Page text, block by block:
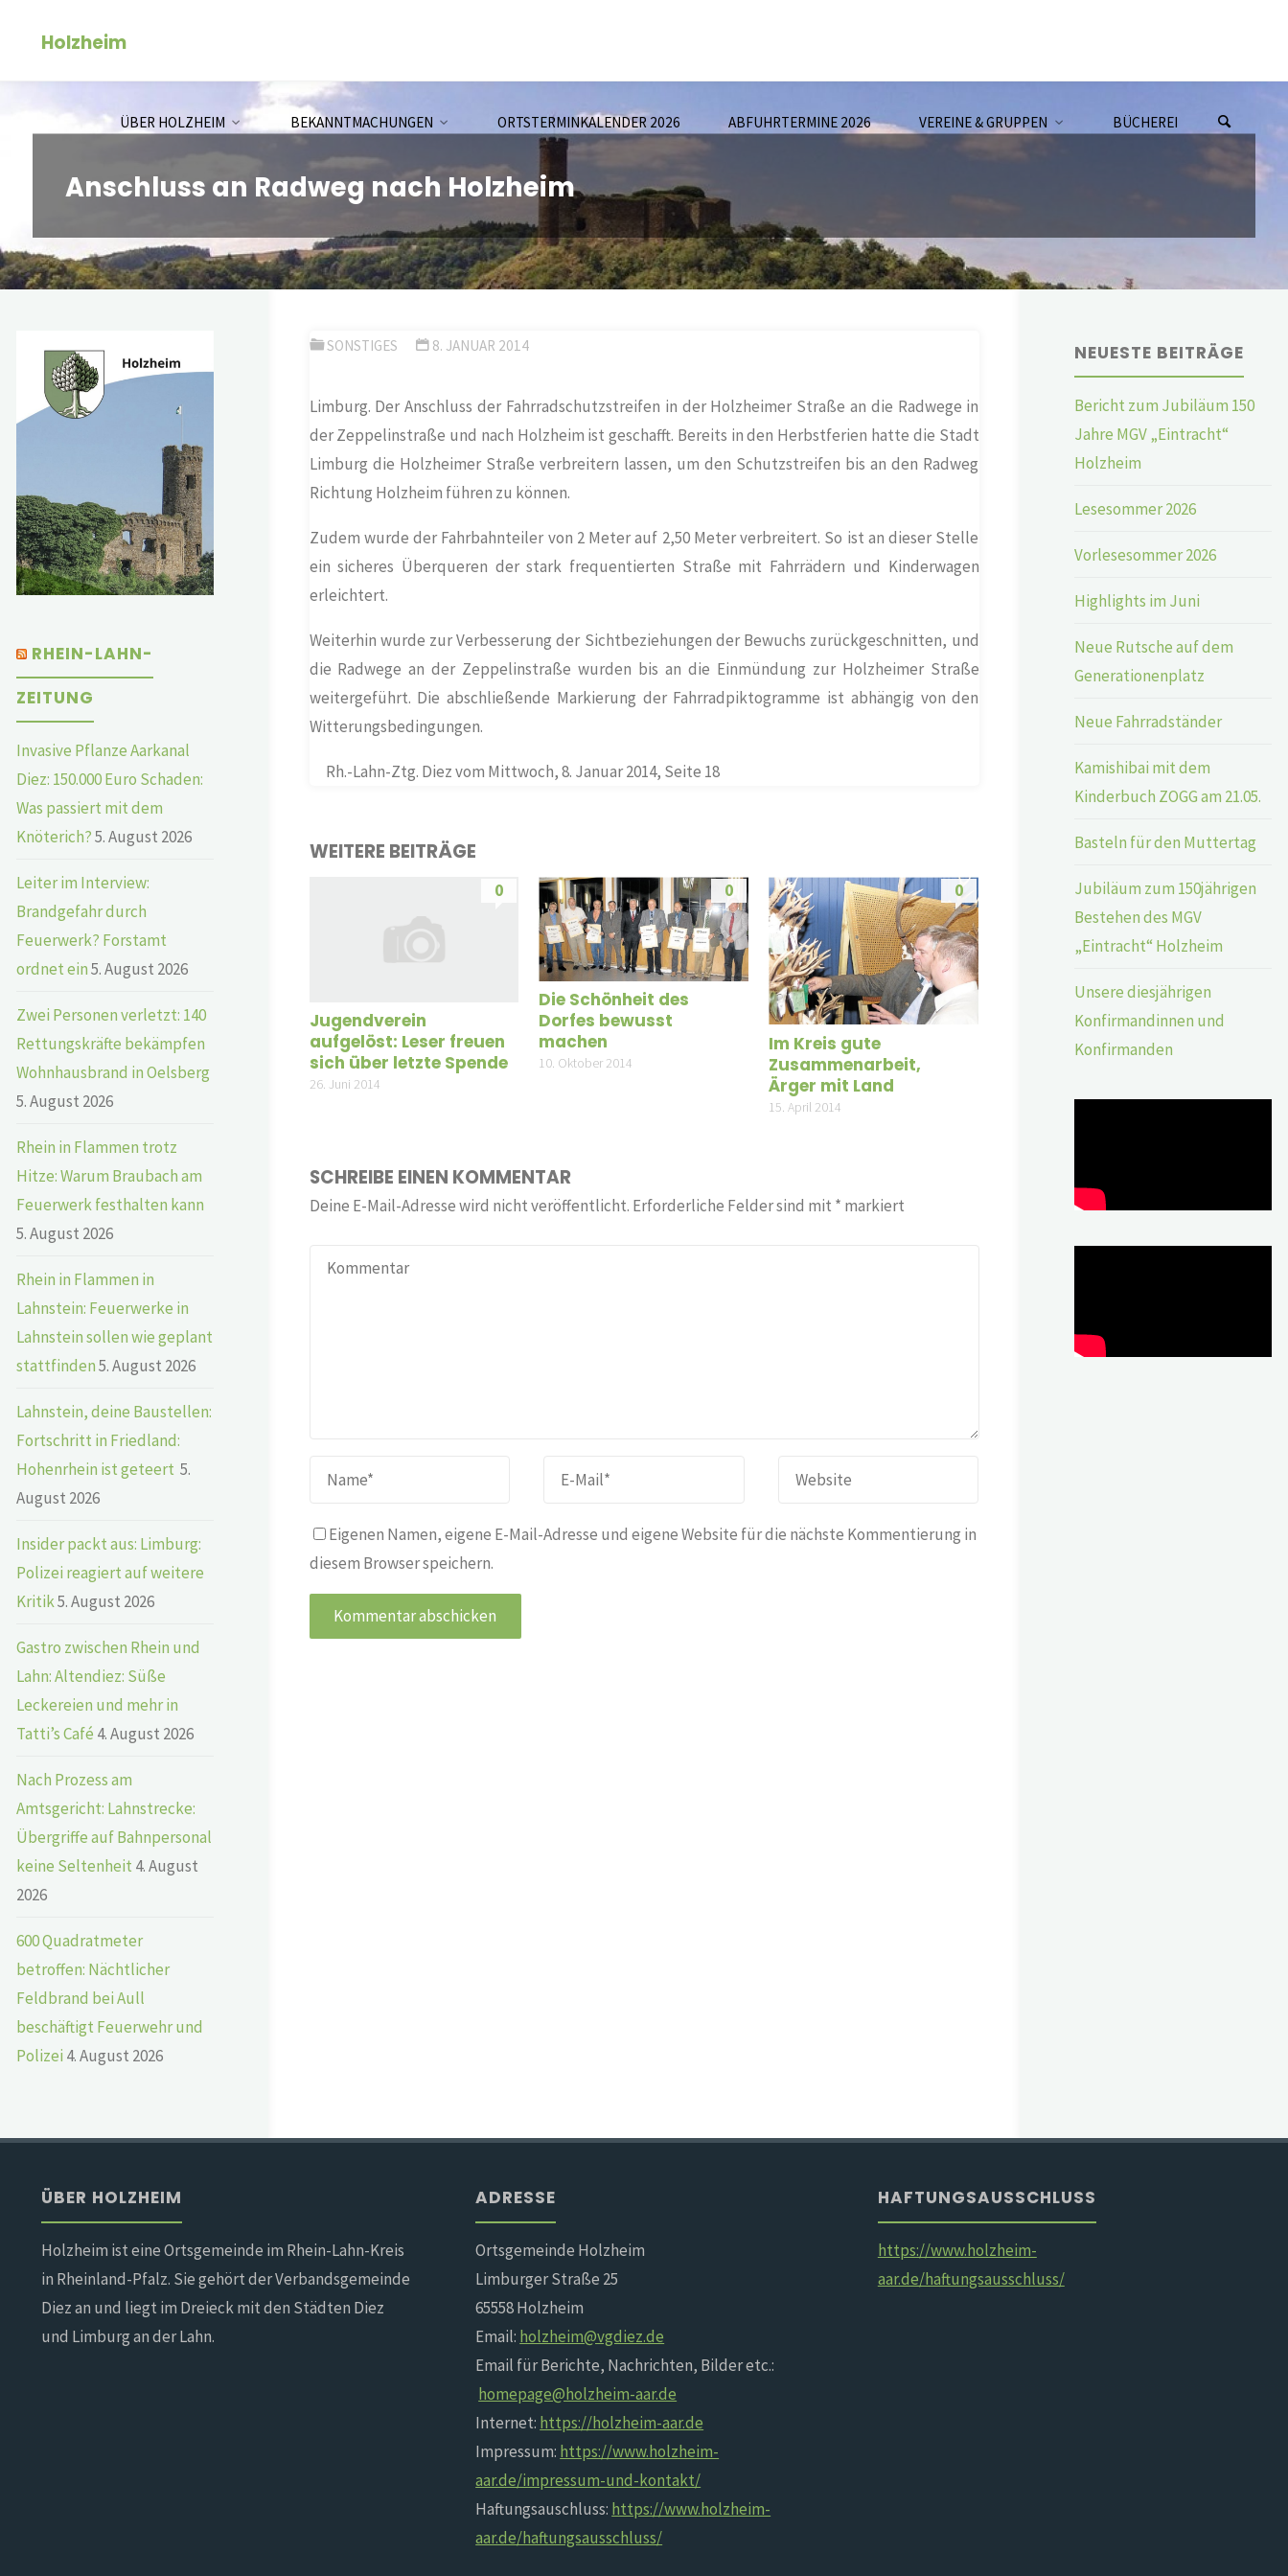
Holzheim
ÜBER HOLZHEIM BEKANNTMACHUNGEN ORTSTERMINKALENDER 2026 ABFUHRTERMINE 2026 VEREINE & GRUPPEN BÜCHEREI
Anschluss an Radweg nach Holzheim
SONSTIGES 8. JANUAR 2014
Limburg. Der Anschluss der Fahrradschutzstreifen in der Holzheimer Straße an die Radwege in
der Zeppelinstraße und nach Holzheim ist geschafft. Bereits in den Herbstferien hatte die Stadt
Limburg die Holzheimer Straße verbreitern lassen, um den Schutzstreifen bis an den Radweg
Richtung Holzheim führen zu können.
Zudem wurde der Fahrbahnteiler von 2 Meter auf 2,50 Meter verbreitert. So ist an dieser Stelle
ein sicheres Überqueren der stark frequentierten Straße mit Fahrrädern und Kinderwagen
erleichtert.
Weiterhin wurde zur Verbesserung der Sichtbeziehungen der Bewuchs zurückgeschnitten, und
die Radwege an der Zeppelinstraße wurden bis an die Einmündung zur Holzheimer Straße
weitergeführt. Die abschließende Markierung der Fahrradpiktogramme ist abhängig von den
Witterungsbedingungen.
Rh.-Lahn-Ztg. Diez vom Mittwoch, 8. Januar 2014, Seite 18
WEITERE BEITRÄGE
0
Jugendverein
aufgelöst: Leser freuen
sich über letzte Spende
26. Juni 2014
0
Die Schönheit des
Dorfes bewusst
machen
10. Oktober 2014
0
Im Kreis gute
Zusammenarbeit,
Ärger mit Land
15. April 2014
SCHREIBE EINEN KOMMENTAR
Deine E-Mail-Adresse wird nicht veröffentlicht. Erforderliche Felder sind mit * markiert
Eigenen Namen, eigene E-Mail-Adresse und eigene Website für die nächste Kommentierung in
diesem Browser speichern.
RHEIN-LAHN-
ZEITUNG
Invasive Pflanze Aarkanal
Diez: 150.000 Euro Schaden:
Was passiert mit dem
Knöterich?5. August 2026
Leiter im Interview:
Brandgefahr durch
Feuerwerk? Forstamt
ordnet ein5. August 2026
Zwei Personen verletzt: 140
Rettungskräfte bekämpfen
Wohnhausbrand in Oelsberg
5. August 2026
Rhein in Flammen trotz
Hitze: Warum Braubach am
Feuerwerk festhalten kann
5. August 2026
Rhein in Flammen in
Lahnstein: Feuerwerke in
Lahnstein sollen wie geplant
stattfinden5. August 2026
Lahnstein, deine Baustellen:
Fortschritt in Friedland:
Hohenrhein ist geteert 5.
August 2026
Insider packt aus: Limburg:
Polizei reagiert auf weitere
Kritik5. August 2026
Gastro zwischen Rhein und
Lahn: Altendiez: Süße
Leckereien und mehr in
Tatti’s Café 4. August 2026
Nach Prozess am
Amtsgericht: Lahnstrecke:
Übergriffe auf Bahnpersonal
keine Seltenheit 4. August
2026
600 Quadratmeter
betroffen: Nächtlicher
Feldbrand bei Aull
beschäftigt Feuerwehr und
Polizei 4. August 2026
NEUESTE BEITRÄGE
Bericht zum Jubiläum 150
Jahre MGV „Eintracht“
Holzheim
Lesesommer 2026
Vorlesesommer 2026
Highlights im Juni
Neue Rutsche auf dem
Generationenplatz
Neue Fahrradständer
Kamishibai mit dem
Kinderbuch ZOGG am 21.05.
Basteln für den Muttertag
Jubiläum zum 150jährigen
Bestehen des MGV
„Eintracht“ Holzheim
Unsere diesjährigen
Konfirmandinnen und
Konfirmanden
ÜBER HOLZHEIM
Holzheim ist eine Ortsgemeinde im Rhein-Lahn-Kreis
in Rheinland-Pfalz. Sie gehört der Verbandsgemeinde
Diez an und liegt im Dreieck mit den Städten Diez
und Limburg an der Lahn.
ADRESSE
Ortsgemeinde Holzheim
Limburger Straße 25
65558 Holzheim
Email: holzheim@vgdiez.de
Email für Berichte, Nachrichten, Bilder etc.:
homepage@holzheim-aar.de
Internet: https://holzheim-aar.de
Impressum: https://www.holzheim-
aar.de/impressum-und-kontakt/
Haftungsauschluss: https://www.holzheim-
aar.de/haftungsausschluss/
HAFTUNGSAUSSCHLUSS
https://www.holzheim-
aar.de/haftungsausschluss/